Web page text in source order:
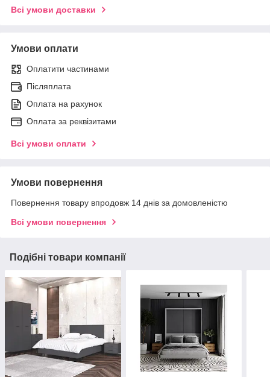
Всі умови доставки
Умови оплати
Оплатити частинами
Післяплата
Оплата на рахунок
Оплата за реквізитами
Всі умови оплати
Умови повернення
Повернення товару впродовж 14 днів за домовленістю
Всі умови повернення
Подібні товари компанії